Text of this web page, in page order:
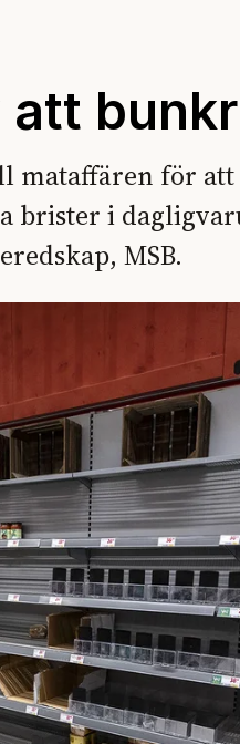
att
för att
brister i
MSB.